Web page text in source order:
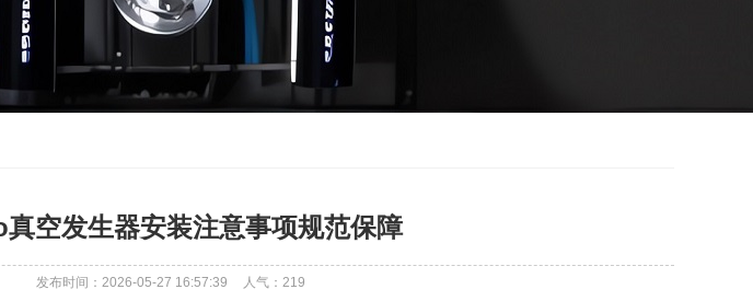
空发生器安装注意事项规范保障
发布时间：2026-05-27 16:57:39 人气： 219